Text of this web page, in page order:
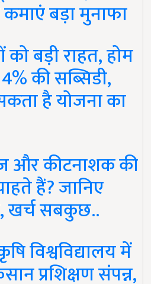
बड़ा मुनाफा
बड़ी राहत, होम
की सब्सिडी,
है योजना का
और कीटनाशक की
हैं? जानिए
खर्च सबकुछ..
विश्वविद्यालय में
प्रशिक्षण संपन्न,